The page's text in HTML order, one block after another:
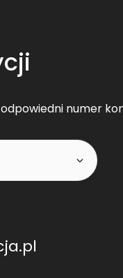
numer